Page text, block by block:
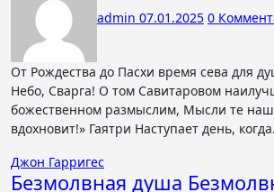
admin 07.01.2025 0
От Рождества до Пасхи время сева для души «ОМ! О, Земля,
Небо, Сварга! О том Савитаровом
божественном размыслим, Мысли те
вдохновит!» Гаятри Наступает день,
Джон Гарригес
Безмолвная душа